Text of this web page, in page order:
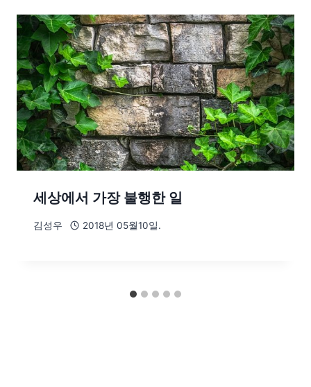
세상에서 가장 불행한 일
김성우 2018년 05월10일.